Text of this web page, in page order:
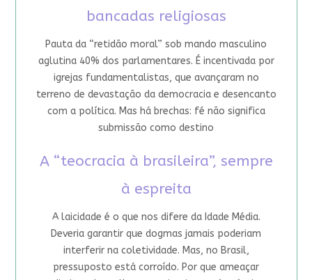
bancadas religiosas
Pauta da “retidão moral” sob mando masculino
aglutina 40% dos parlamentares. É incentivada por
igrejas fundamentalistas, que avançaram no
terreno de devastação da democracia e desencanto
com a política. Mas há brechas: fé não significa
submissão como destino
A “teocracia à brasileira”, sempre
à espreita
A laicidade é o que nos difere da Idade Média.
Deveria garantir que dogmas jamais poderiam
interferir na coletividade. Mas, no Brasil,
pressuposto está corroído. Por que ameaçar